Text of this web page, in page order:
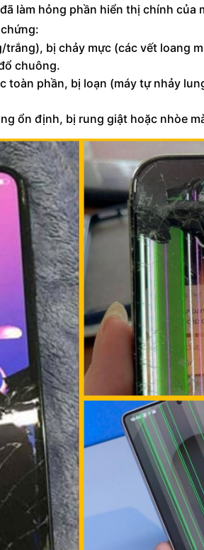
làm hỏng phần hiển thị chính của
bị chảy mực (các vết loang
chuông.
toàn phần, bị loạn (máy tự nhảy
ổn định, bị rung giật hoặc nhòe